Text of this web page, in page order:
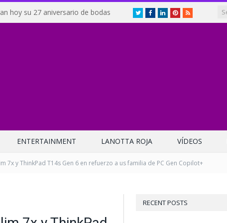
hoy su 27 aniversario de bodas TwitterFacebookLinkedInPinterest
RSS
ENTERTAINMENT LANOTTA ROJA VÍDEOS
7x y ThinkPad T14s Gen 6 en refuerzo a us familia de PC Gen Copilot+
RECENT POSTS